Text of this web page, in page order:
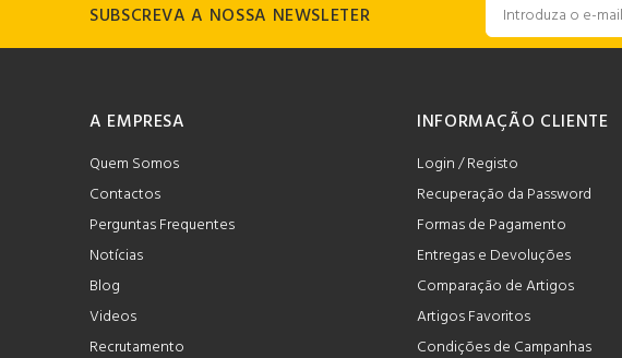
SUBSCREVA A NOSSA NEWSLETER
A EMPRESA
Quem Somos
Contactos
Perguntas Frequentes
Notícias
Blog
Videos
Recrutamento
INFORMAÇÃO CLIENTE
Login / Registo
Recuperação da Password
Formas de Pagamento
Entregas e Devoluções
Comparação de Artigos
Artigos Favoritos
Condições de Campanhas